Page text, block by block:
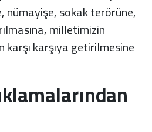
nümayişe, sokak terörüne,
milletimizin
karşı karşıya getirilmesine